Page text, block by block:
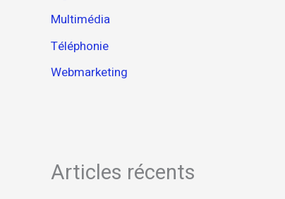
Multimédia
Téléphonie
Webmarketing
Articles récents